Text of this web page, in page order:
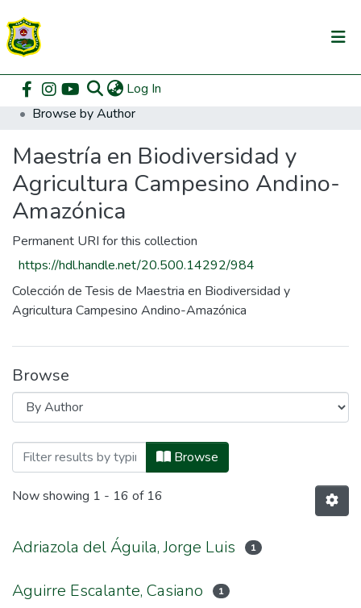
Log In
Communities & Collections
All of DSpace
Home Posgrado
Browse by Author
Maestría en Biodiversidad y
Agricultura Campesino Andino-
Amazónica
Permanent URI for this collection
https://hdl.handle.net/20.500.14292/984
Colección de Tesis de Maestria en Biodiversidad y
Agricultura Campesino Andino-Amazónica
Browse
Browsing Maestría en Biodiversidad y
Browse
Now showing 1 - 16 of 16
Adriazola del Águila, Jorge Luis 1
Aguirre Escalante, Casiano 1